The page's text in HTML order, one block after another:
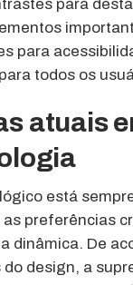
para
para
todos os
atuais
está
preferências
dinâmica. De
design, a